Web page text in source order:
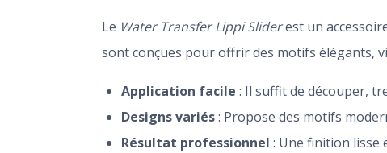
Le Water Transfer Lippi Sliderest un
sont conçues pour offrir des motifs élégants,
Application facile : Il suffit de découper,
Designs variés: Propose des motifs
Résultat professionnel : Une finition lisse